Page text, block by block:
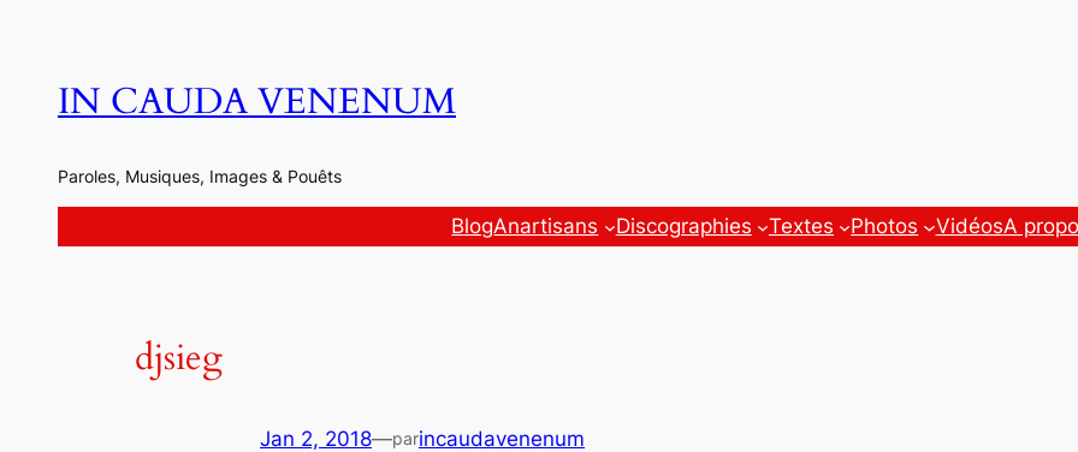
contenuIN CAUDA VENENUM
Paroles, Musiques, Images & Pouêts
BlogAnartisans Discographies Textes Photos VidéosA
djsieg
Jan 2, 2018—parincaudavenenum